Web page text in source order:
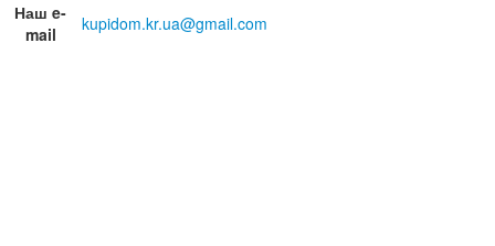
Наш e-
mail
kupidom.kr.ua@gmail.com